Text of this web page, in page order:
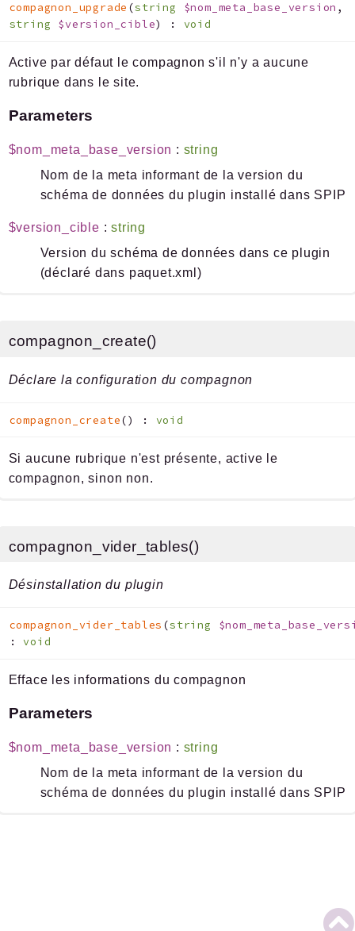
compagnon_upgrade (string $nom_meta_base_version ,
string $version_cible) : void
Active par défaut le compagnon s'il n'y a aucune
rubrique dans le site.
Parameters
$nom_meta_base_version : string
Nom de la meta informant de la version du
schéma de données du plugin installé dans SPIP
$version_cible :string
Version du schéma de données dans ce plugin
(déclaré dans paquet.xml)
compagnon_create()
Déclare la configuration du compagnon
compagnon_create() : void
Si aucune rubrique n'est présente, active le
compagnon, sinon non.
compagnon_vider_tables()
Désinstallation du plugin
compagnon_vider_tables (string
:void
Efface les informations du compagnon
Parameters
$nom_meta_base_version : string
Nom de la meta informant de la version du
schéma de données du plugin installé dans SPIP